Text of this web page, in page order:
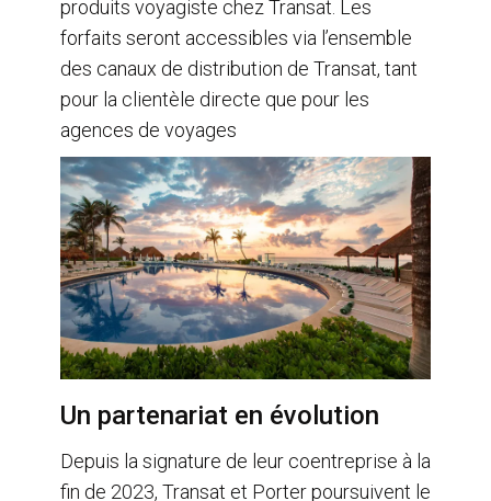
produits voyagiste chez Transat. Les
forfaits seront accessibles via l’ensemble
des canaux de distribution de Transat, tant
pour la clientèle directe que pour les
agences de voyages
Un partenariat en évolution
Depuis la signature de leur coentreprise à la
fin de 2023, Transat et Porter poursuivent le